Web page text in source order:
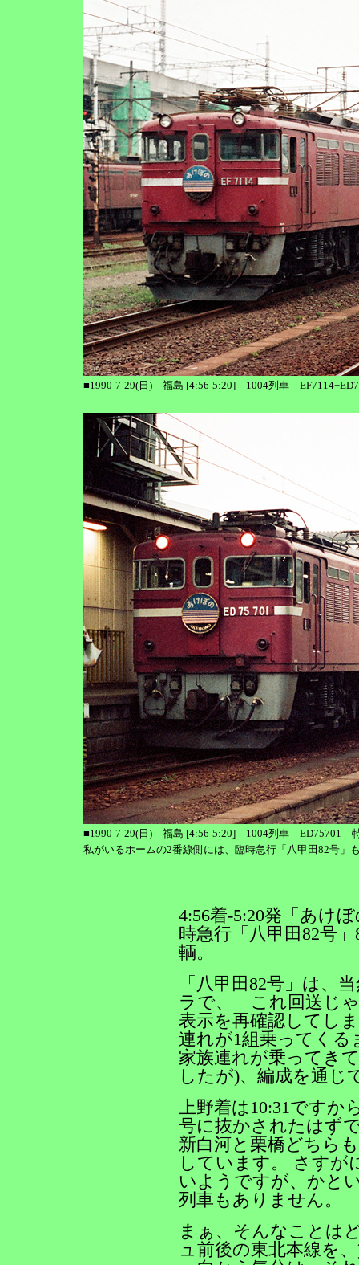
■1990-7-29(日) 福島 [4:56-5:20] 1004列車
■1990-7-29(日) 福島 [4:56-5:20] 1004列車 ED75701 特
私がいるホームの2番線側には、臨時急行「八甲田82号」
4:56着-5:20発「あけ
時急行「八甲田82号
輌。
「八甲田82号」は、
ラで、「これ回送じ
表示を再確認してし
連れが1組乗ってくる
家族連れが乗ってき
したが)、編成を通じ
上野着は10:31ですか
号に抜かされたはず
新白河と栗橋どちら
しています。 さすが
いようですが、かと
列車もありません。
まぁ、そんなことは
ュ前後の東北本線を